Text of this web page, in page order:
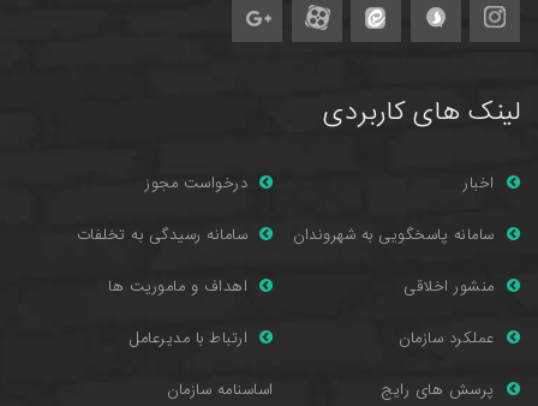
لینک های کاربردی
اخبار
درخواست مجوز
سامانه پاسخگویی به شهروندان
سامانه رسیدگی به تخلفات
منشور اخلاقی
اهداف و ماموریت ها
عملکرد سازمان
ارتباط با مدیرعامل
پرسش های رایج اساسنامه سازمان